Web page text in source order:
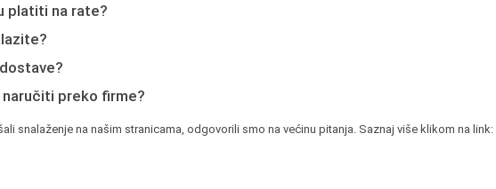
platiti na rate?
naručiti preko firme?
snalaženje na našim stranicama, odgovorili smo na većinu pitanja. Saznaj više klikom na link: